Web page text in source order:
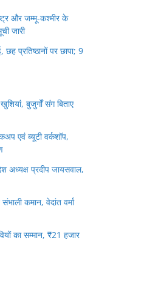
और जम्मू-कश्मीर के
जारी
प्रतिष्ठानों पर छापा; 9
बुजुर्गों संग बिताए
एवं ब्यूटी वर्कशॉप,
अध्यक्ष प्रदीप जायसवाल,
कमान, वेदांत वर्मा
का सम्मान, ₹21 हजार